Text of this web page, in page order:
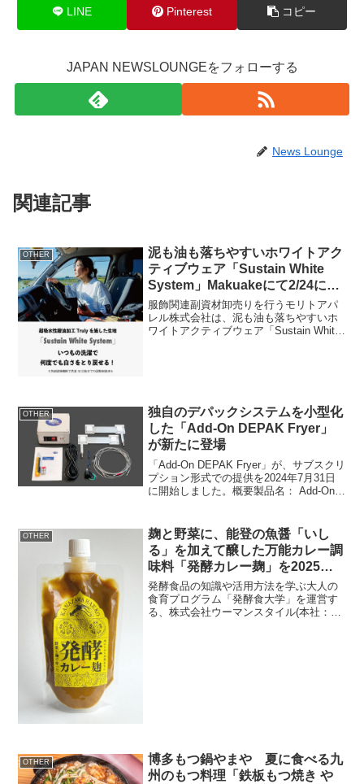
LINE Pinterest コピー
JAPAN NEWSLOUNGEをフォローする
News Lounge
関連記事
OTHER
泥も油も落ちやすいホワイトアク
ティブウェア「Sustain White
System」Makuakeにて2/24に先
行販売開始
服飾関連副資材卸売りを行うモリトアパ
レル株式会社は、泥も油も落ちやすいホ
ワイトアクティブウェア「Sustain White
OTHER
独自のデパックシステムを小型化
した「Add-On DEPAK Fryer」
が新たに登場
「Add-On DEPAK Fryer」が、サブスクリ
プション形式での提供を2024年7月31日
に開始しました。概要製品名： Add-On
円(税...
OTHER
麹と野菜に、能登の魚醤「いし
る」を加えて醸した万能カレー調
味料「発酵カレー麹」を2025年1
月11日に発売
発酵食品の知識や活用方法を学ぶ大人の
食育プログラム「発酵食大学」を運営す
る、株式会社ウーマンスタイル(本社：石
OTHER
博多もつ鍋やまや 夏に食べる九
州のもつ料理「鉄板もつ焼き や